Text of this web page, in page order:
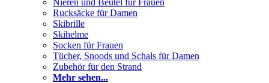
Nieren und Beutel für Frauen
Rucksäcke für Damen
Skibrille
Skihelme
Socken für Frauen
Tücher, Snoods und Schals für Damen
Zubehör für den Strand
Mehr sehen...